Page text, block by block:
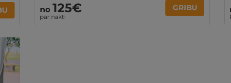
no 125€
par nakti
GRIBU